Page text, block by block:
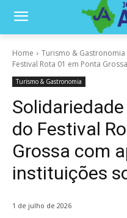
Home Turismo & Gastronomia
Festival Rota 01 em Ponta
Turismo & Gastronomia
do Festival
Grossa com
instituições
1 de julho de 2026